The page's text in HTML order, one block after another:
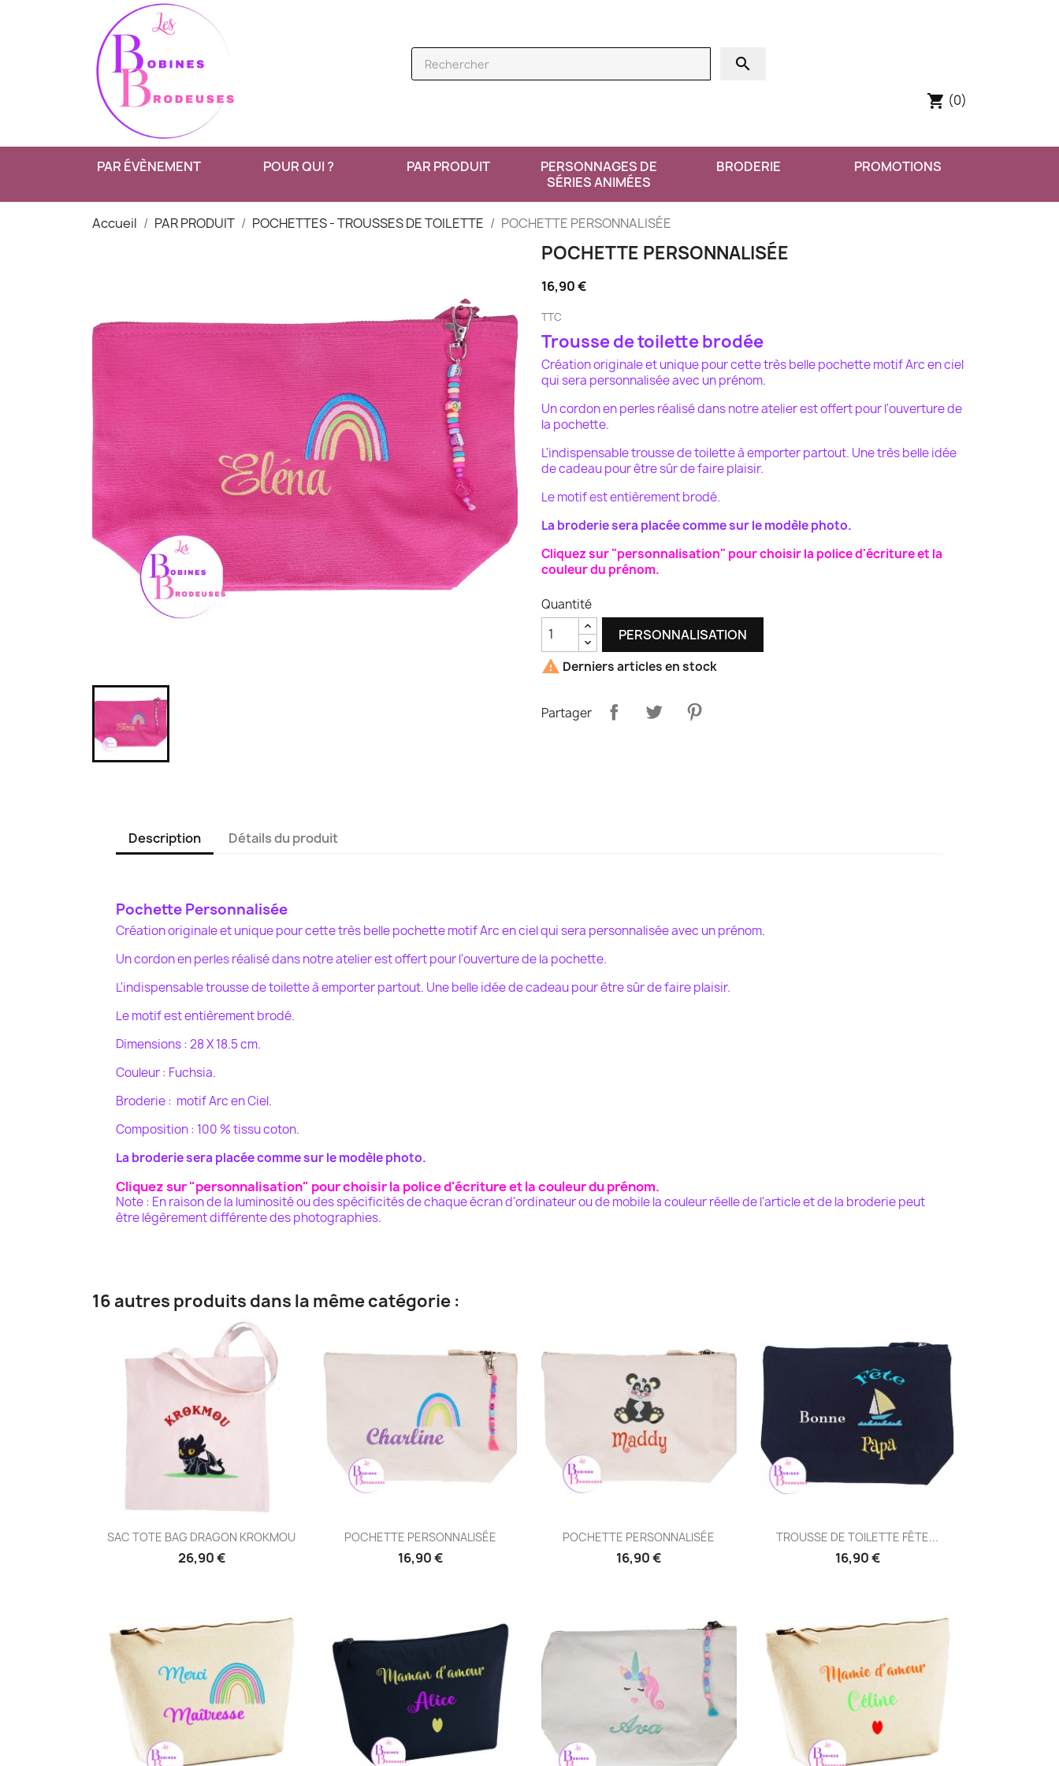
search
shopping_cart (0)
PAR ÉVÈNEMENT POUR QUI ? PAR PRODUIT
PERSONNAGES DE
SÉRIES ANIMÉES
BRODERIE PROMOTIONS
Accueil PAR PRODUIT POCHETTES - TROUSSES DE TOILETTE POCHETTE PERSONNALISÉE
POCHETTE PERSONNALISÉE
16,90 €
TTC
Trousse de toilette brodée
Création originale et unique pour cette très belle pochette motif Arc en ciel
qui sera personnalisée avec un prénom.
Un cordon en perles réalisé dans notre atelier est offert pour l'ouverture de
la pochette.
L'indispensable trousse de toilette à emporter partout. Une très belle idée
de cadeau pour être sûr de faire plaisir.
Le motif est entièrement brodé.
La broderie sera placée comme sur le modèle photo.
Cliquez sur "personnalisation" pour choisir la police d'écriture et la
couleur du prénom.
Quantité
PERSONNALISATION
 Derniers articles en stock
Partager
Description Détails du produit
Pochette Personnalisée
Création originale et unique pour cette très belle pochette motif Arc en ciel qui sera personnalisée avec un prénom.
Un cordon en perles réalisé dans notre atelier est offert pour l'ouverture de la pochette.
L'indispensable trousse de toilette à emporter partout. Une belle idée de cadeau pour être sûr de faire plaisir.
Le motif est entièrement brodé.
Dimensions : 28 X 18.5 cm.
Couleur : Fuchsia.
Broderie : motif Arc en Ciel.
Composition : 100 % tissu coton.
La broderie sera placée comme sur le modèle photo.
Cliquez sur "personnalisation" pour choisir la police d'écriture et la couleur du prénom.
Note : En raison de la luminosité ou des spécificités de chaque écran d'ordinateur ou de mobile la couleurréelle de l'article et de la broderie peut
être légèrement différente des photographies.
16 autres produits dans la même catégorie :
Aperçu rapide
SAC TOTE BAG DRAGON KROKMOU
26,90 €
Aperçu rapide
POCHETTE PERSONNALISÉE
16,90 €
Aperçu rapide
POCHETTE PERSONNALISÉE
16,90 €
Aperçu rapide
TROUSSE DE TOILETTE FÊTE...
16,90 €